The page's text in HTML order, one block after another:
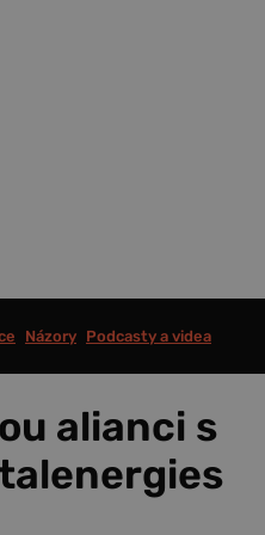
Názory Podcasty a videa
alianci s